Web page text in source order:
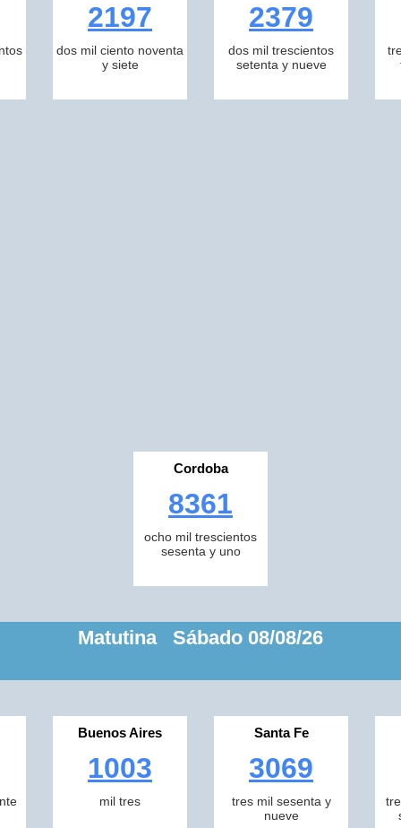
2197
dos mil ciento noventa
y siete
2379
dos mil trescientos
setenta y nueve
Cordoba
8361
ocho mil trescientos
sesenta y uno
Matutina Sábado 08/08/26
Buenos Aires
1003
mil tres
Santa Fe
3069
tres mil sesenta y
nueve